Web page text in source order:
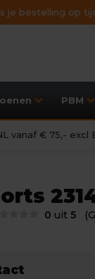
je bestelling op
PBM
vanaf € 75,- excl
0 uit 5